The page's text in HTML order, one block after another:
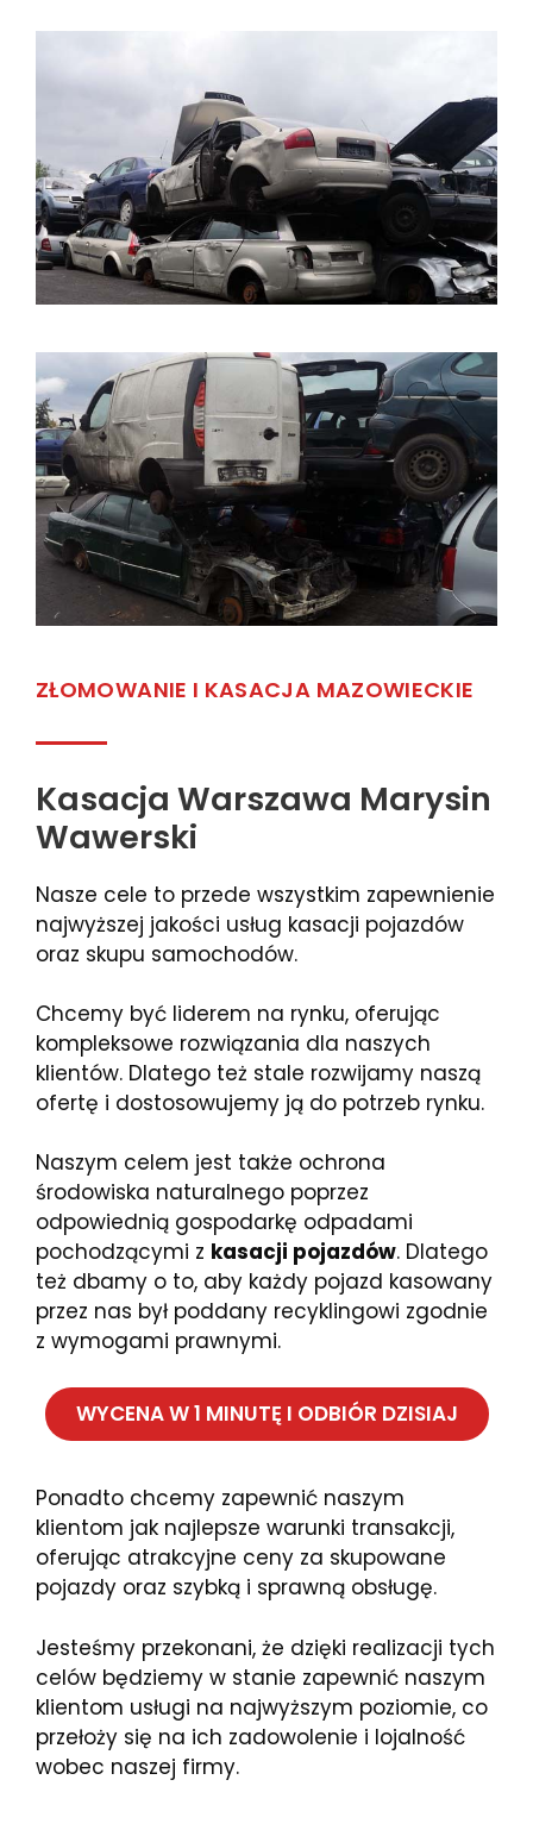
ZŁOMOWANIE I KASACJA MAZOWIECKIE
Kasacja Warszawa Marysin
Wawerski
Nasze cele to przede wszystkim zapewnienie
najwyższej jakości usług kasacji pojazdów
oraz skupu samochodów.
Chcemy być liderem na rynku, oferując
kompleksowe rozwiązania dla naszych
klientów. Dlatego też stale rozwijamy naszą
ofertę i dostosowujemy ją do potrzeb rynku.
Naszym celem jest także ochrona
środowiska naturalnego poprzez
odpowiednią gospodarkę odpadami
pochodzącymi z kasacji pojazdów. Dlatego
też dbamy o to, aby każdy pojazd kasowany
przez nas był poddany recyklingowi zgodnie
z wymogami prawnymi.
WYCENA W 1 MINUTĘ I ODBIÓR DZISIAJ
Ponadto chcemy zapewnić naszym
klientom jak najlepsze warunki transakcji,
oferując atrakcyjne ceny za skupowane
pojazdy oraz szybką i sprawną obsługę.
Jesteśmy przekonani, że dzięki realizacji tych
celów będziemy w stanie zapewnić naszym
klientom usługi na najwyższym poziomie, co
przełoży się na ich zadowolenie i lojalność
wobec naszej firmy.